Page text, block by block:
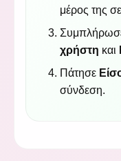
μέρος της
χρήστη και
Πάτησε
σύνδεση.